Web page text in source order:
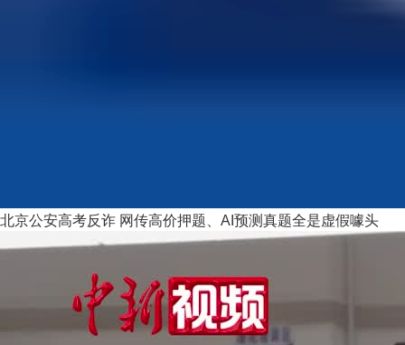
北京公安高考反诈 网传高价押题、AI预测真题全是虚假噱头